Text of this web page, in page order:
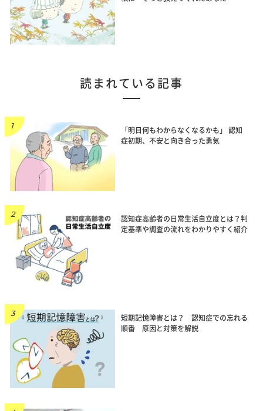
読まれている記事
「明日何もわからなくなるかも」 認知
症初期、不安と向き合った勇気
認知症高齢者の日常生活自立度とは？判
定基準や調査の流れをわかりやすく紹介
短期記憶障害とは？ 認知症での忘れる
順番 原因と対策を解説